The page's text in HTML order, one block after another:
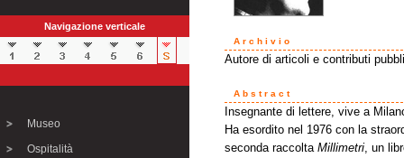
Navigazione verticale
Museo
Ospitalità
Archivio
Autore di articoli e contributi
Abstract
Insegnante di lettere, vive a
Ha esordito nel 1976 con la
seconda raccolta Millimetri, un